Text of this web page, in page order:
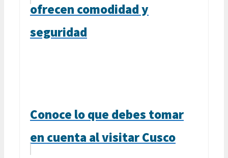
ofrecen comodidad y
seguridad
Conoce lo que debes tomar
en cuenta al visitar Cusco